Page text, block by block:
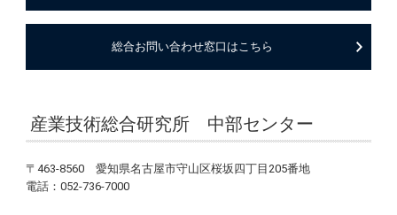
総合お問い合わせ窓口はこちら
産業技術総合研究所 中部センター
〒463-8560 愛知県名古屋市守山区桜坂四丁目205番地
電話：052-736-7000